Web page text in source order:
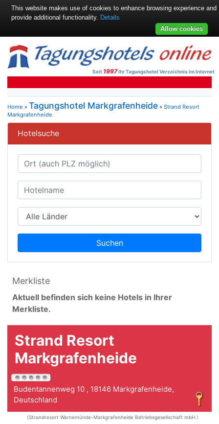
Seit 1997Ihr Tagungshotel Verzeichnis im Internet
Home » Tagungshotel Markgrafenheide » Strand Resort
Markgrafenheide
Hotelsuche
Suchen
Merkliste
Aktuell befinden sich keine Hotels in Ihrer
Merkliste.
Strand Resort
Markgrafenheide
Budentannenweg 10 , 18146 Markgrafenheide,
Deutschland
(Strandresort Warnemünde-Markgrafenheide Betriebsgesellschaft mbH )
This website makes use of cookies to enhance browsing experience and
provide additional functionality. Details
Allow cookies